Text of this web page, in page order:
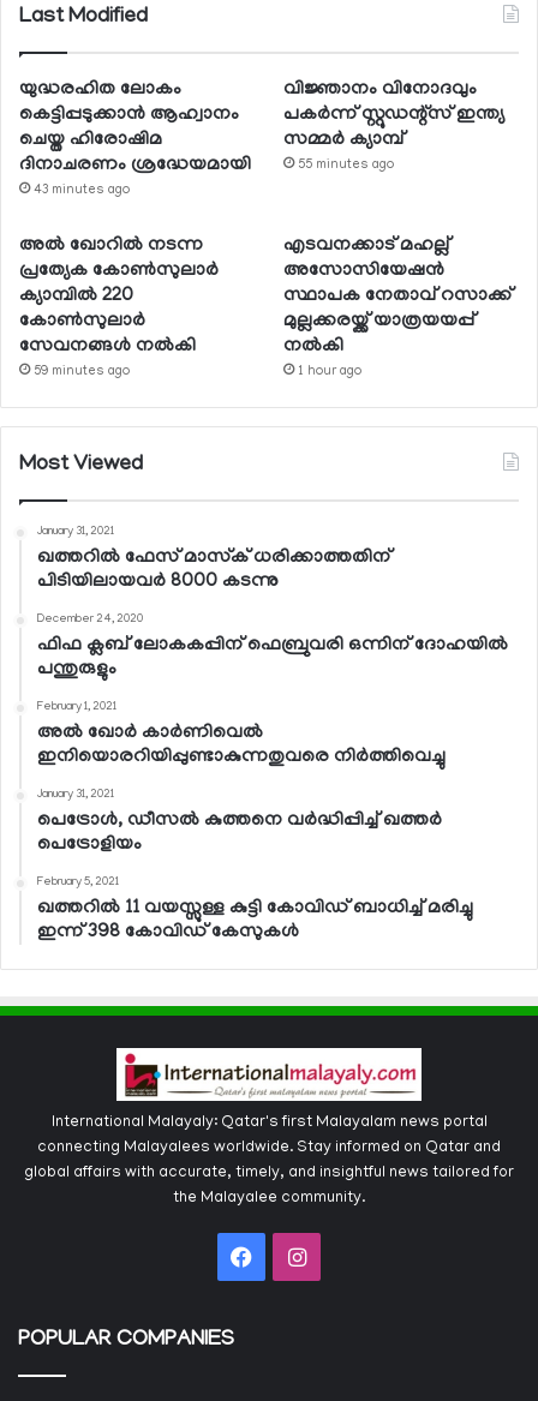
Last Modified
യുദ്ധരഹിത ലോകം
കെട്ടിപ്പടുക്കാന്‍ ആഹ്വാനം
ചെയ്ത ഹിരോഷിമ
ദിനാചരണം ശ്രദ്ധേയമായി
43 minutes ago
വിജ്ഞാനം വിനോദവും
പകര്‍ന്ന് സ്റ്റുഡന്റ്‌സ് ഇന്ത്യ
സമ്മര്‍ ക്യാമ്പ്
55 minutes ago
അല്‍ ഖോറില്‍ നടന്ന
പ്രത്യേക കോണ്‍സുലാര്‍
ക്യാമ്പില്‍ 220
കോണ്‍സുലാര്‍
സേവനങ്ങള്‍ നല്‍കി
59 minutes ago
എടവനക്കാട് മഹല്ല്
അസോസിയേഷന്‍
സ്ഥാപക നേതാവ് റസാക്ക്
മുല്ലക്കരയ്ക്ക് യാത്രയയപ്പ്
നല്‍കി
1 hour ago
Most Viewed
January 31, 2021
ഖത്തറില്‍ ഫേസ് മാസ്‌ക് ധരിക്കാത്തതിന്
പിടിയിലായവര്‍ 8000 കടന്നു
December 24, 2020
ഫിഫ ക്ലബ് ലോകകപ്പിന് ഫെബ്രുവരി ഒന്നിന് ദോഹയില്‍
പന്തുരുളും
February 1, 2021
അല്‍ ഖോര്‍ കാര്‍ണിവെല്‍
ഇനിയൊരറിയിപ്പുണ്ടാകുന്നതുവരെ നിര്‍ത്തിവെച്ചു
January 31, 2021
പെട്രോള്‍, ഡീസല്‍ കുത്തനെ വര്‍ദ്ധിപ്പിച്ച് ഖത്തര്‍
പെട്രോളിയം
February 5, 2021
ഖത്തറില്‍ 11 വയസ്സുള്ള കുട്ടി കോവിഡ് ബാധിച്ച് മരിച്ചു
ഇന്ന് 398 കോവിഡ് കേസുകള്‍
International Malayaly: Qatar's first Malayalam news portal
connecting Malayalees worldwide. Stay informed on Qatar and
global affairs with accurate, timely, and insightful news tailored for
the Malayalee community.
FacebookInstagram
POPULAR COMPANIES